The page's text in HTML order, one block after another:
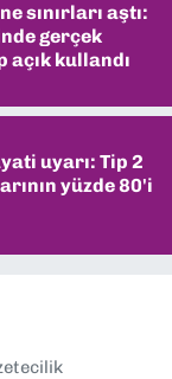
sınırları aştı:
gerçek
açık kullandı
uyarı: Tip 2
yüzde 80'i